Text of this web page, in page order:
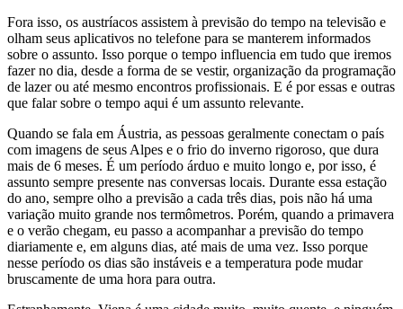
Fora isso, os austríacos assistem à previsão do tempo na televisão e
olham seus aplicativos no telefone para se manterem informados
sobre o assunto. Isso porque o tempo influencia em tudo que iremos
fazer no dia, desde a forma de se vestir, organização da programação
de lazer ou até mesmo encontros profissionais. E é por essas e outras
que falar sobre o tempo aqui é um assunto relevante.
Quando se fala em Áustria, as pessoas geralmente conectam o país
com imagens de seus Alpes e o frio do inverno rigoroso, que dura
mais de 6 meses. É um período árduo e muito longo e, por isso, é
assunto sempre presente nas conversas locais. Durante essa estação
do ano, sempre olho a previsão a cada três dias, pois não há uma
variação muito grande nos termômetros. Porém, quando a primavera
e o verão chegam, eu passo a acompanhar a previsão do tempo
diariamente e, em alguns dias, até mais de uma vez. Isso porque
nesse período os dias são instáveis e a temperatura pode mudar
bruscamente de uma hora para outra.